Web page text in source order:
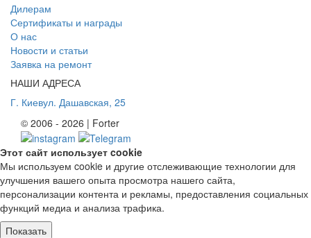
Дилерам
Сертификаты и награды
О нас
Новости и статьи
Заявка на ремонт
НАШИ АДРЕСА
Г. Киевул. Дашавская, 25
© 2006 - 2026 | Forter
Этот сайт использует cookie
Мы используем cookie и другие отслеживающие технологии для
улучшения вашего опыта просмотра нашего сайта,
персонализации контента и рекламы, предоставления социальных
функций медиа и анализа трафика.
Показать